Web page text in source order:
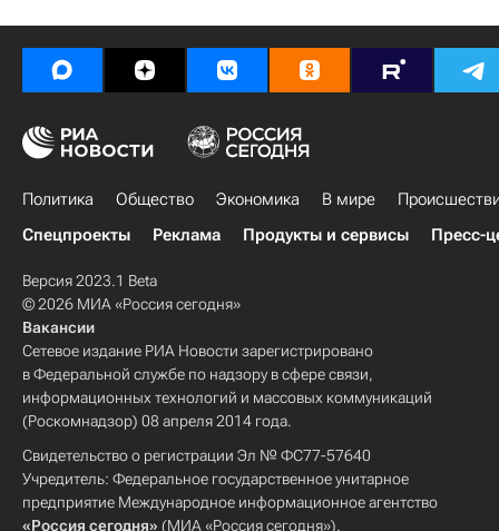
Политика Общество Экономика В мире
Спецпроекты
Реклама Продукты и сервисы Пресс-
Версия 2023.1 Beta
© 2026 МИА «Россия сегодня»
Вакансии
Сетевое издание РИА Новости зарегистрировано
в Федеральной службе по надзору в сфере связи,
информационных технологий и массовых коммуникаций
(Роскомнадзор) 08 апреля 2014 года.
Свидетельство о регистрации Эл № ФС77-57640
Учредитель: Федеральное государственное унитарное
предприятие Международное информационное агентство
«Россия сегодня» (МИА «Россия сегодня»).